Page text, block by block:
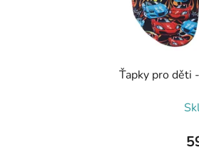
Ťapky pro děti